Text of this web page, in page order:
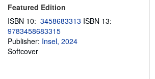
n
r
t
e
Featured Edition
ISBN 10: 3458683313 ISBN 13:
9783458683315
Publisher: Insel, 2024
Softcover